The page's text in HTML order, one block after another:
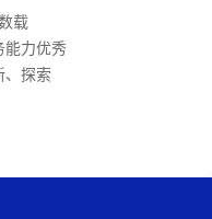
载
力优秀
、探索